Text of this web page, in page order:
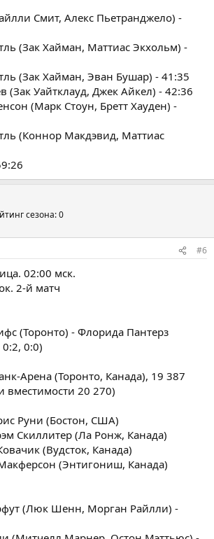
Смит, Алекс Пьетранджело) -
(Зак Хайман, Маттиас Экхольм) -
(Зак Хайман, Эван Бушар) - 41:35
(Зак Уайтклауд, Джек Айкел) - 42:36
(Марк Стоун, Бретт Хауден) -
(Коннор Макдэвид, Маттиас
сезона: 0
#6
02:00 мск.
2-й матч
(Торонто) - Флорида Пантерз
0:0)
Арена (Торонто, Канада), 19 387
вместимости 20 270)
Руни (Бостон, США)
Скиллитер (Ла Ронж, Канада)
(Вудсток, Канада)
(Энтигониш, Канада)
(Люк Шенн, Морган Райлли) -